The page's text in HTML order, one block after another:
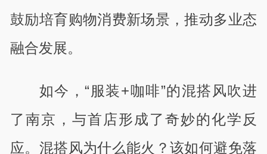
鼓励培育购物消费新场景，推动多业态
融合发展。
如今，“服装+咖啡”的混搭风吹进
了南京，与首店形成了奇妙的化学反
应。混搭风为什么能火？该如何避免落